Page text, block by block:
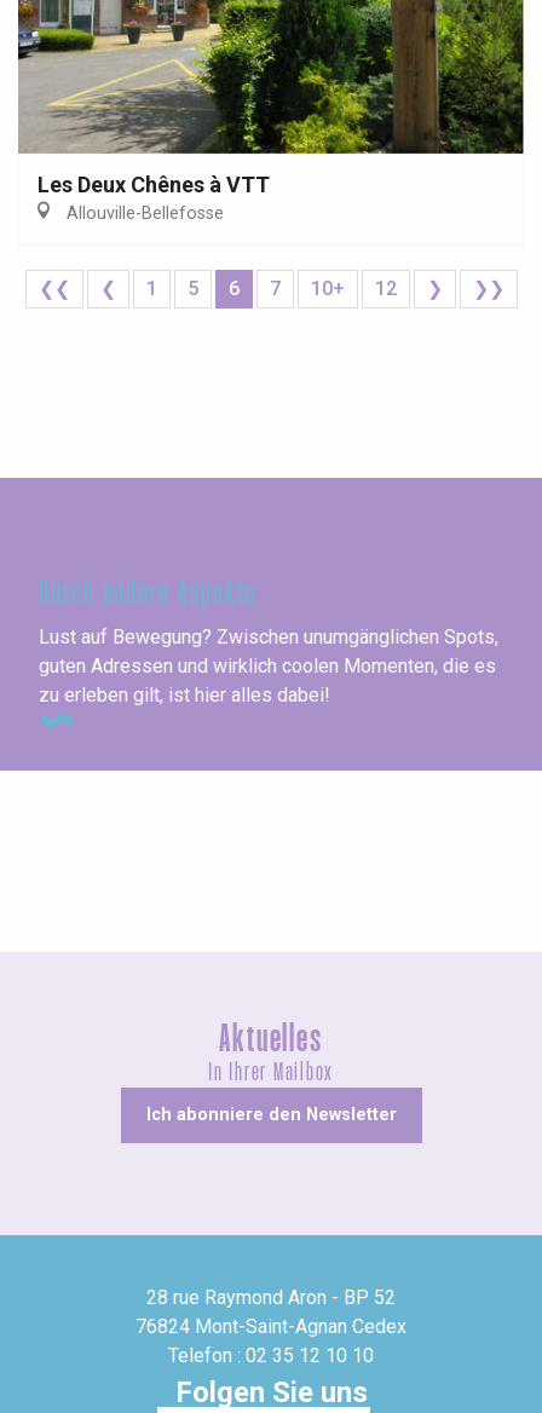
Les Deux Chênes à VTT
Allouville-Bellefosse
❮❮ ❮ 1 5 6 7 10+ 12 ❯ ❯❯
Durch andere Aspekte
Lust auf Bewegung? Zwischen unumgänglichen Spots,
guten Adressen und wirklich coolen Momenten, die es
zu erleben gilt, ist hier alles dabei!
Aktuelles
In Ihrer Mailbox
Ich abonniere den Newsletter
28 rue Raymond Aron - BP 52
76824 Mont-Saint-Agnan Cedex
Telefon : 02 35 12 10 10
Folgen Sie uns